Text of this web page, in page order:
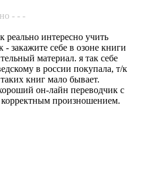
- - -
реально интересно учить
- закажите себе в озоне книги
материал. я так себе
в россии покупала, т/к
книг мало бывает.
он-лайн переводчик с
произношением.